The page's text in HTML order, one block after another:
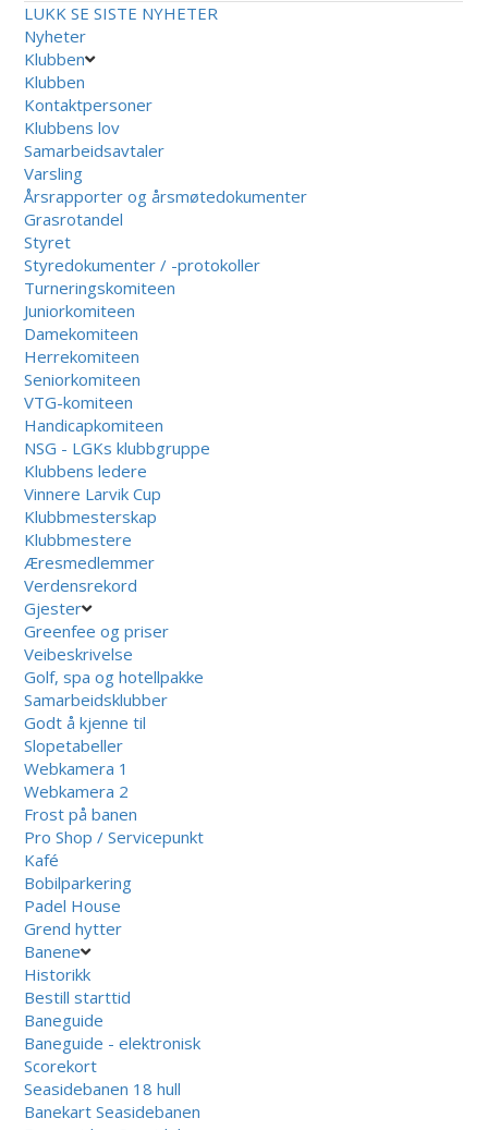
LUKK SE SISTE NYHETER
Nyheter
Klubben
Klubben
Kontaktpersoner
Klubbens lov
Samarbeidsavtaler
Varsling
Årsrapporter og årsmøtedokumenter
Grasrotandel
Styret
Styredokumenter / -protokoller
Turneringskomiteen
Juniorkomiteen
Damekomiteen
Herrekomiteen
Seniorkomiteen
VTG-komiteen
Handicapkomiteen
NSG - LGKs klubbgruppe
Klubbens ledere
Vinnere Larvik Cup
Klubbmesterskap
Klubbmestere
Æresmedlemmer
Verdensrekord
Gjester
Greenfee og priser
Veibeskrivelse
Golf, spa og hotellpakke
Samarbeidsklubber
Godt å kjenne til
Slopetabeller
Webkamera 1
Webkamera 2
Frost på banen
Pro Shop / Servicepunkt
Kafé
Bobilparkering
Padel House
Grend hytter
Banene
Historikk
Bestill starttid
Baneguide
Baneguide - elektronisk
Scorekort
Seasidebanen 18 hull
Banekart Seasidebanen